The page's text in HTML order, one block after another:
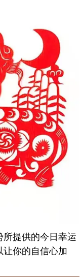
提供的今日幸运
你的自信心加